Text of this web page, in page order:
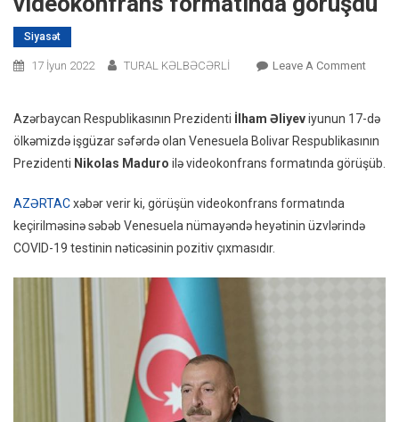
Siyasət
17 İyun 2022 TURAL KƏLBƏCƏRLİ Leave A CommentOn
Ilə
Azərbaycan Respublikasının Prezidenti İlham Əliyeviyunun 17-də
ölkəmizdə işgüzar səfərdə olan Venesuela Bolivar Respublikasının
Prezidenti Nikolas Maduro ilə videokonfrans formatında görüşüb.
AZƏRTACxəbər verir ki, görüşün videokonfrans formatında
keçirilməsinə səbəb Venesuela nümayəndə heyətinin üzvlərində
COVID-19 testinin nəticəsinin pozitiv çıxmasıdır.